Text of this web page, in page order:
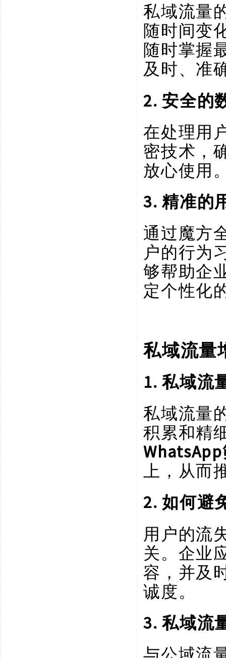
私域流量
随时间变
随时掌握
及时、准
2. 安全的
在处理用
密技术，
放心使用
3. 精准的
通过魔方
户的行为
够帮助企
定个性化
私域流量
1. 私域流
私域流量
积累和精
上，从而
2. 如何避
用户的流
关。企业
容，并及
诚度。
3. 私域流